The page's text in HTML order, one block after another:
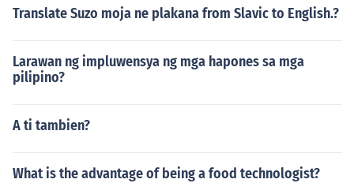
Translate Suzo moja ne plakana from Slavic to English.?
Larawan ng impluwensya ng mga hapones sa mga
pilipino?
A ti tambien?
What is the advantage of being a food technologist?